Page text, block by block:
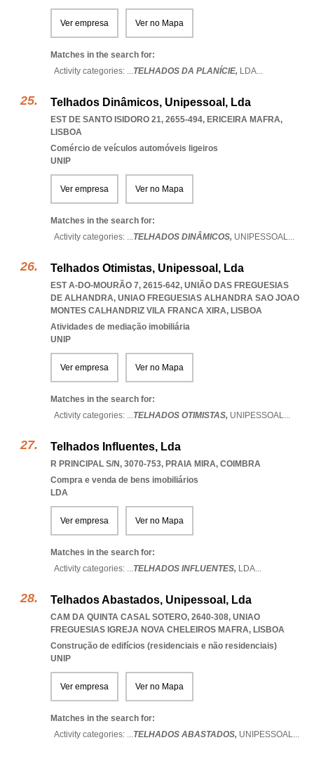
Ver empresa Ver no Mapa
Matches in the search for:
Activity categories: ...TELHADOS DA PLANÍCIE, LDA...
Telhados Dinâmicos, Unipessoal, Lda
EST DE SANTO ISIDORO 21, 2655-494, ERICEIRA MAFRA,
LISBOA
Comércio de veículos automóveis ligeiros
UNIP
Ver empresa Ver no Mapa
Matches in the search for:
Activity categories: ...TELHADOS DINÂMICOS, UNIPESSOAL...
Telhados Otimistas, Unipessoal, Lda
EST A-DO-MOURÃO 7, 2615-642, UNIÃO DAS FREGUESIAS
DE ALHANDRA, UNIAO FREGUESIAS ALHANDRA SAO JOAO
MONTES CALHANDRIZ VILA FRANCA XIRA, LISBOA
Atividades de mediação imobiliária
UNIP
Ver empresa Ver no Mapa
Matches in the search for:
Activity categories: ...TELHADOS OTIMISTAS, UNIPESSOAL...
Telhados Influentes, Lda
R PRINCIPAL S/N, 3070-753, PRAIA MIRA, COIMBRA
Compra e venda de bens imobiliários
LDA
Ver empresa Ver no Mapa
Matches in the search for:
Activity categories: ...TELHADOS INFLUENTES, LDA...
Telhados Abastados, Unipessoal, Lda
CAM DA QUINTA CASAL SOTERO, 2640-308, UNIAO
FREGUESIAS IGREJA NOVA CHELEIROS MAFRA, LISBOA
Construção de edifícios (residenciais e não residenciais)
UNIP
Ver empresa Ver no Mapa
Matches in the search for:
Activity categories: ...TELHADOS ABASTADOS, UNIPESSOAL...